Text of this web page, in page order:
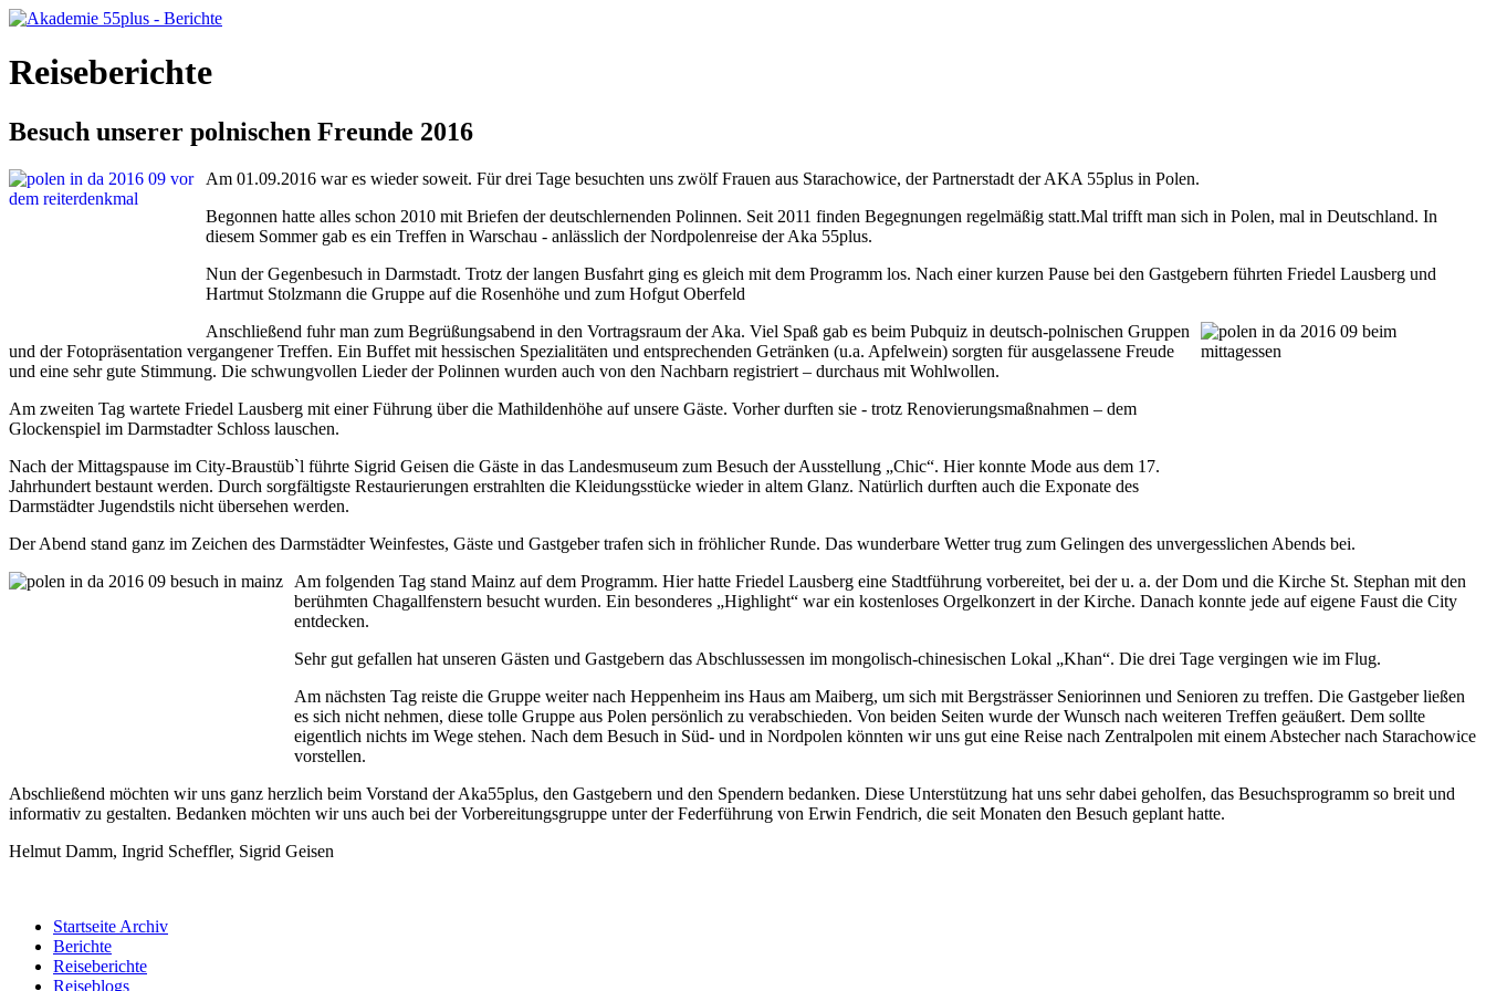
Reiseberichte
Besuch unserer polnischen Freunde 2016
Am 01.09.2016 war es wieder soweit. Für drei Tage besuchten uns zwölf Frauen aus Starachowice, der Partnerstadt der AKA 55plus in Polen.
Begonnen hatte alles schon 2010 mit Briefen der deutschlernenden Polinnen. Seit 2011 finden Begegnungen regelmäßig statt.Mal trifft man sich in Polen, mal in Deutschland. In
diesem Sommer gab es ein Treffen in Warschau - anlässlich der Nordpolenreise der Aka 55plus.
Nun der Gegenbesuch in Darmstadt. Trotz der langen Busfahrt ging es gleich mit dem Programm los. Nach einer kurzen Pause bei den Gastgebern führten Friedel Lausberg und
Hartmut Stolzmann die Gruppe auf die Rosenhöhe und zum Hofgut Oberfeld
Anschließend fuhr man zum Begrüßungsabend in den Vortragsraum der Aka. Viel Spaß gab es beim Pubquiz in deutsch-polnischen Gruppen
und der Fotopräsentation vergangener Treffen. Ein Buffet mit hessischen Spezialitäten und entsprechenden Getränken (u.a. Apfelwein) sorgten für ausgelassene Freude
und eine sehr gute Stimmung. Die schwungvollen Lieder der Polinnen wurden auch von den Nachbarn registriert – durchaus mit Wohlwollen.
Am zweiten Tag wartete Friedel Lausberg mit einer Führung über die Mathildenhöhe auf unsere Gäste. Vorher durften sie - trotz Renovierungsmaßnahmen – dem
Glockenspiel im Darmstadter Schloss lauschen.
Nach der Mittagspause im City-Braustüb`l führte Sigrid Geisen die Gäste in das Landesmuseum zum Besuch der Ausstellung „Chic“. Hier konnte Mode aus dem 17.
Jahrhundert bestaunt werden. Durch sorgfältigste Restaurierungen erstrahlten die Kleidungsstücke wieder in altem Glanz. Natürlich durften auch die Exponate des
Darmstädter Jugendstils nicht übersehen werden.
Der Abend stand ganz im Zeichen des Darmstädter Weinfestes, Gäste und Gastgeber trafen sich in fröhlicher Runde. Das wunderbare Wetter trug zum Gelingen des unvergesslichen Abends bei.
Am folgenden Tag stand Mainz auf dem Programm. Hier hatte Friedel Lausberg eine Stadtführung vorbereitet, bei der u. a. der Dom und die Kirche St. Stephan mit den
berühmten Chagallfenstern besucht wurden. Ein besonderes „Highlight“ war ein kostenloses Orgelkonzert in der Kirche. Danach konnte jede auf eigene Faust die City
entdecken.
Sehr gut gefallen hat unseren Gästen und Gastgebern das Abschlussessen im mongolisch-chinesischen Lokal „Khan“. Die drei Tage vergingen wie im Flug.
Am nächsten Tag reiste die Gruppe weiter nach Heppenheim ins Haus am Maiberg, um sich mit Bergsträsser Seniorinnen und Senioren zu treffen. Die Gastgeber ließen
es sich nicht nehmen, diese tolle Gruppe aus Polen persönlich zu verabschieden. Von beiden Seiten wurde der Wunsch nach weiteren Treffen geäußert. Dem sollte
eigentlich nichts im Wege stehen. Nach dem Besuch in Süd- und in Nordpolen könnten wir uns gut eine Reise nach Zentralpolen mit einem Abstecher nach Starachowice
vorstellen.
Abschließend möchten wir uns ganz herzlich beim Vorstand der Aka55plus, den Gastgebern und den Spendern bedanken. Diese Unterstützung hat uns sehr dabei geholfen, das Besuchsprogramm so breit und
informativ zu gestalten. Bedanken möchten wir uns auch bei der Vorbereitungsgruppe unter der Federführung von Erwin Fendrich, die seit Monaten den Besuch geplant hatte.
Helmut Damm, Ingrid Scheffler, Sigrid Geisen
Startseite Archiv
Berichte
Reiseberichte
Reiseblogs